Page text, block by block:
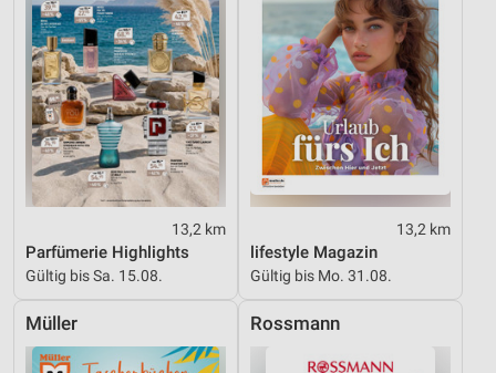
13,2 km
Parfümerie Highlights
Gültig bis Sa. 15.08.
13,2 km
lifestyle Magazin
Gültig bis Mo. 31.08.
Müller Rossmann
IAB-Besonderheiten:
Verwendung genauer Standortdaten
Geräte anhand von aktiv angeforderten
Informationen identifizieren
Nicht-IAB-Verarbeitungszwecke:
Notwendig
Funktional
Werbung